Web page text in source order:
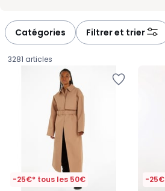
allure. À vous de composer la silhouette
toute simplicité.
Catégories Filtrer et trier
3281 articles
-25€* tous les 50€ -